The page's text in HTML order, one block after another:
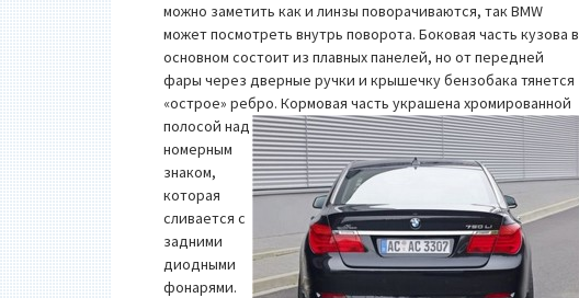
можно заметить как и линзы поворачиваются, так BMW
может посмотреть внутрь поворота. Боковая часть кузова в
основном состоит из плавных панелей, но от передней
фары через дверные ручки и крышечку бензобака тянется
«острое» ребро. Кормовая часть украшена хромированной
полосой над
номерным
знаком,
которая
сливается с
задними
диодными
фонарями.